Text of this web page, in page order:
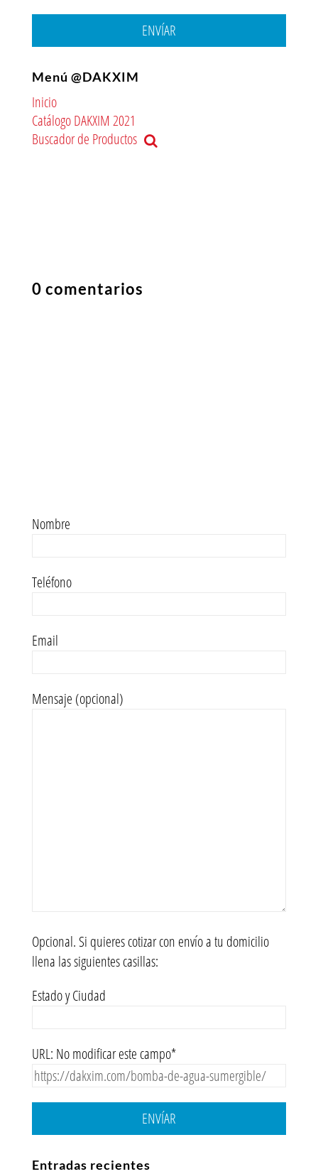
ENVÍAR
Menú @DAKXIM
Inicio
Catálogo DAKXIM 2021
Buscador de Productos
0 comentarios
Nombre
Teléfono
Email
Mensaje (opcional)
Opcional. Si quieres cotizar con envío a tu domicilio
llena las siguientes casillas:
Estado y Ciudad
URL: No modificar este campo*
ENVÍAR
Entradas recientes